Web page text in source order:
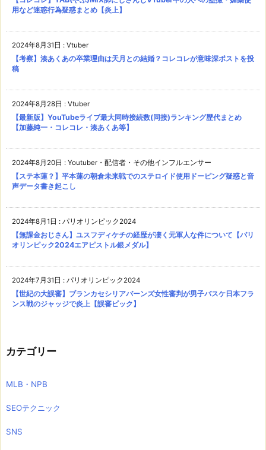
用など迷惑行為疑惑まとめ【炎上】
2024年8月31日 : Vtuber
【考察】湊あくあの卒業理由は天月との結婚？コレコレが意味深ポストを投
稿
2024年8月28日 : Vtuber
【最新版】YouTubeライブ最大同時接続数(同接)ランキング歴代まとめ
【加藤純一・コレコレ・湊あくあ等】
2024年8月20日 : Youtuber・配信者・その他インフルエンサー
【ステ本蓮？】平本蓮の朝倉未来戦でのステロイド使用ドーピング疑惑と音
声データ書き起こし
2024年8月1日 : パリオリンピック2024
【無課金おじさん】ユスフディケチの経歴が凄く元軍人な件について【パリ
オリンピック2024エアピストル銀メダル】
2024年7月31日 : パリオリンピック2024
【世紀の大誤審】ブランカセシリアバーンズ女性審判が男子バスケ日本フラ
ンス戦のジャッジで炎上【誤審ピック】
カテゴリー
MLB・NPB
SEOテクニック
SNS